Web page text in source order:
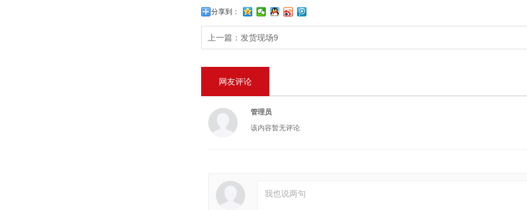
分享到：
上一篇： 发货现场9
网友评论
管理员
该内容暂无评论